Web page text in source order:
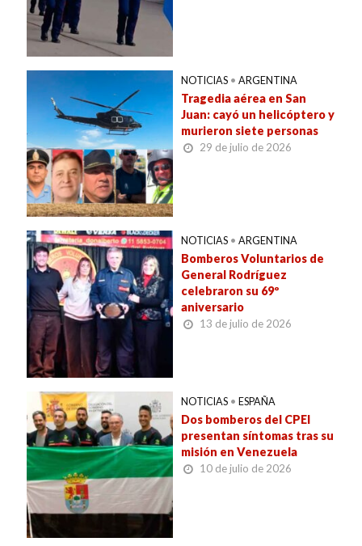
NOTICIAS • ARGENTINA
Tragedia aérea en San
Juan: cayó un helicóptero y
murieron siete personas
29 de julio de 2026
NOTICIAS • ARGENTINA
Bomberos Voluntarios de
General Rodríguez
celebraron su 69º
aniversario
13 de julio de 2026
NOTICIAS • ESPAÑA
Dos bomberos del CPEI
presentan síntomas tras su
misión en Venezuela
10 de julio de 2026